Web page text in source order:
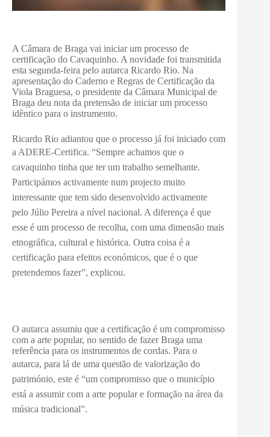
A Câmara de Braga vai iniciar um processo de
certificação do Cavaquinho. A novidade foi transmitida
esta segunda-feira pelo autarca Ricardo Rio. Na
apresentação do Caderno e Regras de Certificação da
Viola Braguesa, o presidente da Câmara Municipal de
Braga deu nota da pretensão de iniciar um processo
idêntico para o instrumento.
Ricardo Rio adiantou que o processo já foi iniciado com
a ADERE-Certifica. “Sempre achamos que o
cavaquinho tinha que ter um trabalho semelhante.
Participámos activamente num projecto muito
interessante que tem sido desenvolvido activamente
pelo Júlio Pereira a nível nacional. A diferença é que
esse é um processo de recolha, com uma dimensão mais
etnográfica, cultural e histórica. Outra coisa é a
certificação para efeitos económicos, que é o que
pretendemos fazer”, explicou.
O autarca assumiu que a certificação é um compromisso
com a arte popular, no sentido de fazer Braga uma
referência para os instrumentos de cordas. Para o
autarca, para lá de uma questão de valorização do
património, este é “um compromisso que o município
está a assumir com a arte popular e formação na área da
música tradicional”.